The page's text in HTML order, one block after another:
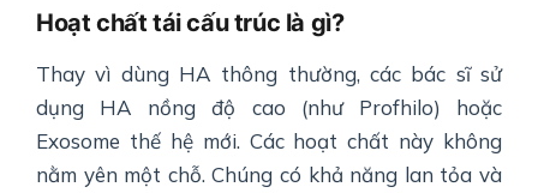
Hoạt chất tái cấu trúc là gì?
Thay vì dùng HA thông thường, các bác sĩ sử
dụng HA nồng độ cao (như Profhilo) hoặc
Exosome thế hệ mới. Các hoạt chất này không
nằm yên một chỗ. Chúng có khả năng lan tỏa và